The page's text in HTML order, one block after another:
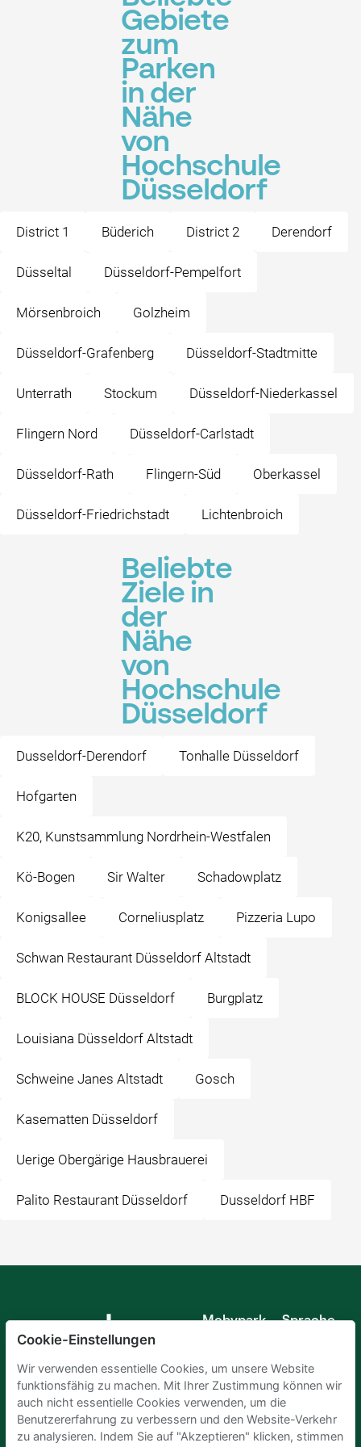
Gebiete
zum
Parken
in der
Nähe
von
Hochschule
Düsseldorf
District 1 Büderich District 2 Derendorf
Düsseltal Düsseldorf-Pempelfort
Mörsenbroich Golzheim
Düsseldorf-Grafenberg Düsseldorf-Stadtmitte
Unterrath Stockum Düsseldorf-Niederkassel
Flingern Nord Düsseldorf-Carlstadt
Düsseldorf-Rath Flingern-Süd Oberkassel
Düsseldorf-Friedrichstadt Lichtenbroich
Beliebte
Ziele in
der
Nähe
von
Hochschule
Düsseldorf
Dusseldorf-Derendorf Tonhalle Düsseldorf
Hofgarten
K20, Kunstsammlung Nordrhein-Westfalen
Kö-Bogen Sir Walter Schadowplatz
Konigsallee Corneliusplatz Pizzeria Lupo
Schwan Restaurant Düsseldorf Altstadt
BLOCK HOUSE Düsseldorf Burgplatz
Louisiana Düsseldorf Altstadt
Schweine Janes Altstadt Gosch
Kasematten Düsseldorf
Uerige Obergärige Hausbrauerei
Palito Restaurant Düsseldorf Dusseldorf HBF
Mobypark
Sprache
Spanisch
Französisch
Italienisch
Niederländisch
Cookie-Einstellungen
Wir verwenden essentielle Cookies, um unsere Website
funktionsfähig zu machen. Mit Ihrer Zustimmung können wir
auch nicht essentielle Cookies verwenden, um die
Benutzererfahrung zu verbessern und den Website-Verkehr
zu analysieren. Indem Sie auf "Akzeptieren" klicken, stimmen